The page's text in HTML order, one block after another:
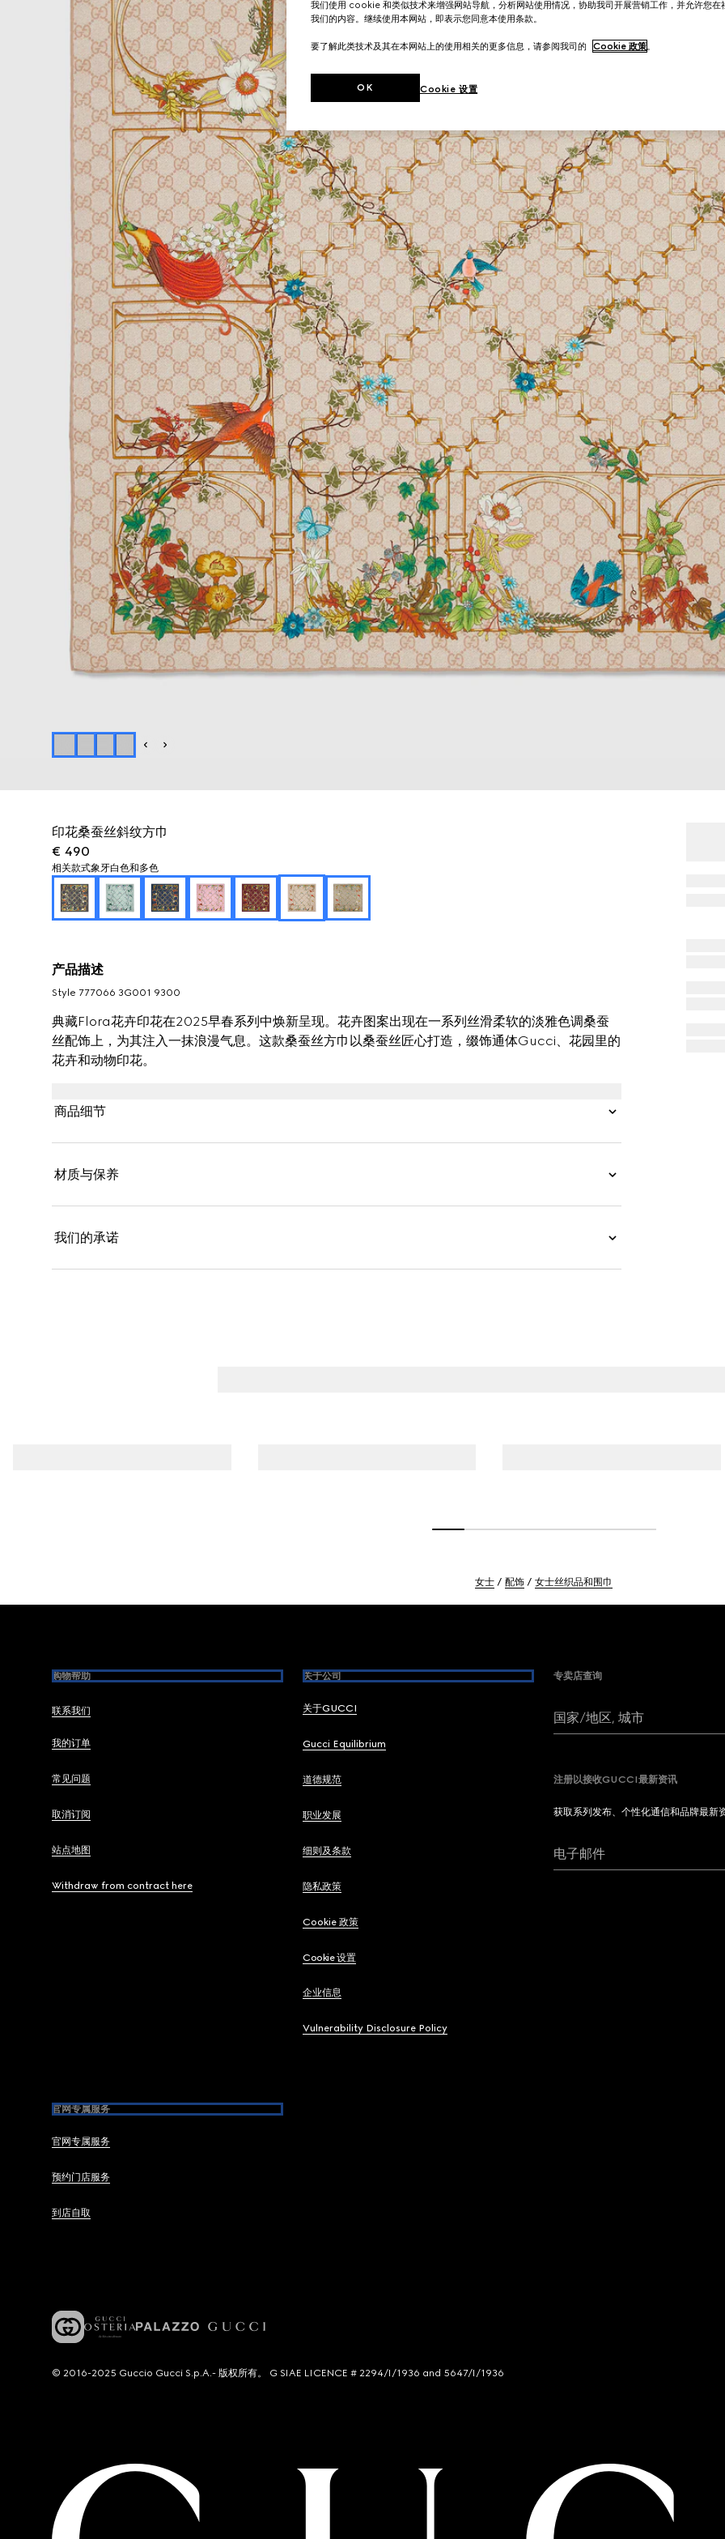
印花桑蚕丝斜纹方巾
€ 490
相关款式象牙白色和多色
产品描述
Style ‎777066 3G001 9300
典藏Flora花卉印花在2025早春系列中焕新呈现。花卉图案出现在一系列丝滑柔软的淡雅色调桑蚕
丝配饰上，为其注入一抹浪漫气息。这款桑蚕丝方巾以桑蚕丝匠心打造，缀饰通体Gucci、花园里的
花卉和动物印花。
商品细节
材质与保养
我们的承诺
女士 配饰 女士丝织品和围巾
购物帮助
联系我们
我的订单
常见问题
取消订阅
站点地图
Withdraw from contract here
关于公司
关于GUCCI
Gucci Equilibrium
道德规范
职业发展
细则及条款
隐私政策
Cookie 政策
Cookie 设置
企业信息
Vulnerability Disclosure Policy
官网专属服务
官网专属服务
预约门店服务
到店自取
专卖店查询
国家/地区, 城市
注册以接收GUCCI最新资讯
获取系列发布、个性化通信和品牌最新
电子邮件
© 2016-2025 Guccio Gucci S.p.A.- 版权所有。 G SIAE LICENCE # 2294/I/1936 and 5647/I/1936
我们使用 cookie 和类似技术来增强网站导航，分析网站使用情况，协助我司开展营销工作，并允许您在
我们的内容。继续使用本网站，即表示您同意本使用条款。
要了解此类技术及其在本网站上的使用相关的更多信息，请参阅我司的 Cookie 政策。
Cookie 设置
OK